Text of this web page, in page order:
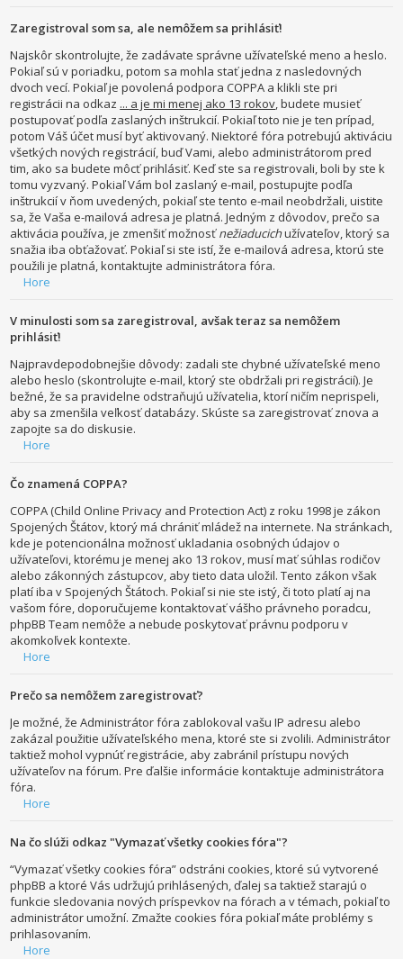
Zaregistroval som sa, ale nemôžem sa prihlásiť!
Najskôr skontrolujte, že zadávate správne užívateľské meno a heslo.
Pokiaľ sú v poriadku, potom sa mohla stať jedna z nasledovných
dvoch vecí. Pokiaľ je povolená podpora COPPA a klikli ste pri
registrácii na odkaz ... a je mi menej ako 13 rokov, budete musieť
postupovať podľa zaslaných inštrukcií. Pokiaľ toto nie je ten prípad,
potom Váš účet musí byť aktivovaný. Niektoré fóra potrebujú aktiváciu
všetkých nových registrácií, buď Vami, alebo administrátorom pred
tim, ako sa budete môcť prihlásiť. Keď ste sa registrovali, boli by ste k
tomu vyzvaný. Pokiaľ Vám bol zaslaný e-mail, postupujte podľa
inštrukcií v ňom uvedených, pokiaľ ste tento e-mail neobdržali, uistite
sa, že Vaša e-mailová adresa je platná. Jedným z dôvodov, prečo sa
aktivácia používa, je zmenšiť možnosťnežiaducichužívateľov, ktorý sa
snažia iba obťažovať. Pokiaľ si ste istí, že e-mailová adresa, ktorú ste
použili je platná, kontaktujte administrátora fóra.
Hore
V minulosti som sa zaregistroval, avšak teraz sa nemôžem
prihlásiť!
Najpravdepodobnejšie dôvody: zadali ste chybné užívateľské meno
alebo heslo (skontrolujte e-mail, ktorý ste obdržali pri registrácií). Je
bežné, že sa pravidelne odstraňujú užívatelia, ktorí ničím neprispeli,
aby sa zmenšila veľkosť databázy. Skúste sa zaregistrovať znova a
zapojte sa do diskusie.
Hore
Čo znamená COPPA?
COPPA (Child Online Privacy and Protection Act) z roku 1998 je zákon
Spojených Štátov, ktorý má chrániť mládež na internete. Na stránkach,
kde je potencionálna možnosť ukladania osobných údajov o
užívateľovi, ktorému je menej ako 13 rokov, musí mať súhlas rodičov
alebo zákonných zástupcov, aby tieto data uložil. Tento zákon však
platí iba v Spojených Štátoch. Pokiaľ si nie ste istý, či toto platí aj na
vašom fóre, doporučujeme kontaktovať vášho právneho poradcu,
phpBB Team nemôže a nebude poskytovať právnu podporu v
akomkoľvek kontexte.
Hore
Prečo sa nemôžem zaregistrovať?
Je možné, že Administrátor fóra zablokoval vašu IP adresu alebo
zakázal použitie užívateľského mena, ktoré ste si zvolili. Administrátor
taktiež mohol vypnúť registrácie, aby zabránil prístupu nových
užívateľov na fórum. Pre ďalšie informácie kontaktuje administrátora
fóra.
Hore
Na čo slúži odkaz "Vymazať všetky cookies fóra"?
“Vymazať všetky cookies fóra” odstráni cookies, ktoré sú vytvorené
phpBB a ktoré Vás udržujú prihlásených, ďalej sa taktiež starajú o
funkcie sledovania nových príspevkov na fórach a v témach, pokiaľ to
administrátor umožní. Zmažte cookies fóra pokiaľ máte problémy s
prihlasovaním.
Hore